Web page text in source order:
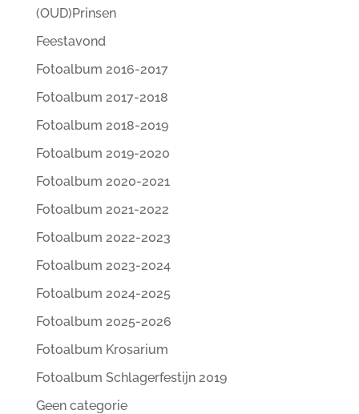
(OUD)Prinsen
Feestavond
Fotoalbum 2016-2017
Fotoalbum 2017-2018
Fotoalbum 2018-2019
Fotoalbum 2019-2020
Fotoalbum 2020-2021
Fotoalbum 2021-2022
Fotoalbum 2022-2023
Fotoalbum 2023-2024
Fotoalbum 2024-2025
Fotoalbum 2025-2026
Fotoalbum Krosarium
Fotoalbum Schlagerfestijn 2019
Geen categorie